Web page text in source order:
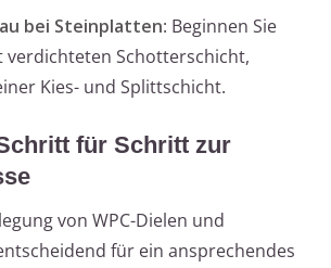
bei Steinplatten: Beginnen Sie
verdichteten Schotterschicht,
Kies- und Splittschicht.
für Schritt zur
von WPC-Dielen und
für ein ansprechendes